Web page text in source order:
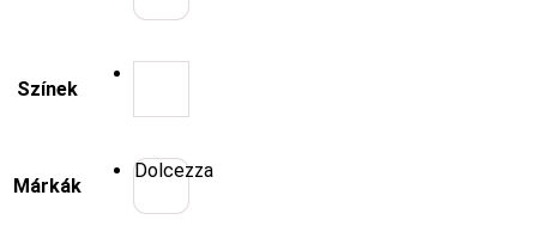
Színek
Márkák
Dolcezza